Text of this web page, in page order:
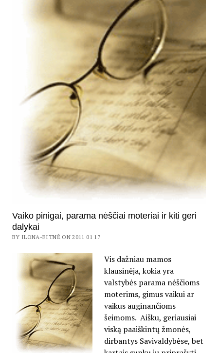
Vaiko pinigai, parama nėščiai moteriai ir kiti geri
dalykai
BY ILONA-EITNĖ ON 2011 01 17
Vis dažniau mamos
klausinėja, kokia yra
valstybės parama nėščioms
moterims, gimus vaikui ar
vaikus auginančioms
šeimoms. Aišku, geriausiai
viską paaiškintų žmonės,
dirbantys Savivaldybėse, bet